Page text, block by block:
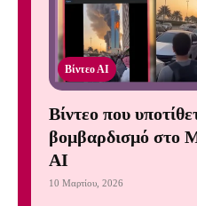
Βίντεο ΑΙ
Βίντεο που
βομβαρδισμό στο
AI
10 Μαρτίου, 2026